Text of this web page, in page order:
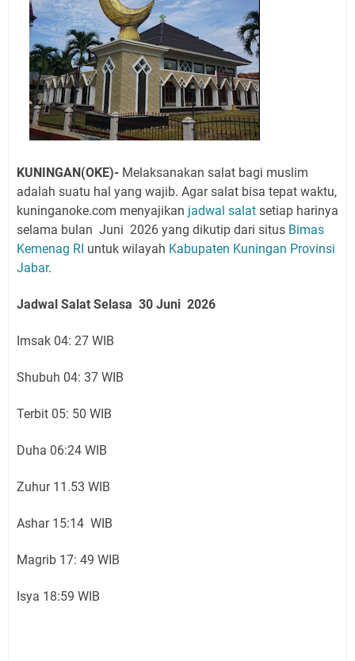
KUNINGAN(OKE)- Melaksanakan salat bagi muslim
adalah suatu hal yang wajib. Agar salat bisa tepat waktu,
kuninganoke.com menyajikan jadwal salat setiap harinya
selama bulan Juni 2026 yang dikutip dari situs Bimas
Kemenag RI untuk wilayah Kabupaten Kuningan Provinsi
Jabar.
Jadwal Salat Selasa 30 Juni 2026
Imsak 04: 27 WIB
Shubuh 04: 37 WIB
Terbit 05: 50 WIB
Duha 06:24 WIB
Zuhur 11.53 WIB
Ashar 15:14 WIB
Magrib 17: 49 WIB
Isya 18:59 WIB